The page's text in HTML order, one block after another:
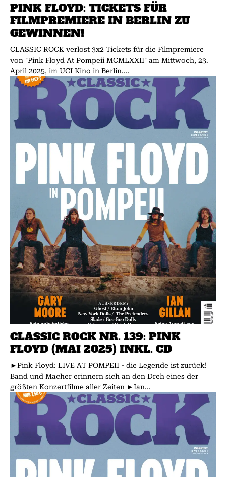
PINK FLOYD: TICKETS FÜR
FILMPREMIERE IN BERLIN ZU
GEWINNEN!
CLASSIC ROCK verlost 3x2 Tickets für die Filmpremiere
von "Pink Floyd At Pompeii MCMLXXII" am Mittwoch, 23.
April 2025, im UCI Kino in Berlin....
CLASSIC ROCK NR. 139: PINK
FLOYD (MAI 2025) INKL. CD
►Pink Floyd: LIVE AT POMPEII - die Legende ist zurück!
Band und Macher erinnern sich an den Dreh eines der
größten Konzertfilme aller Zeiten ►Ian...